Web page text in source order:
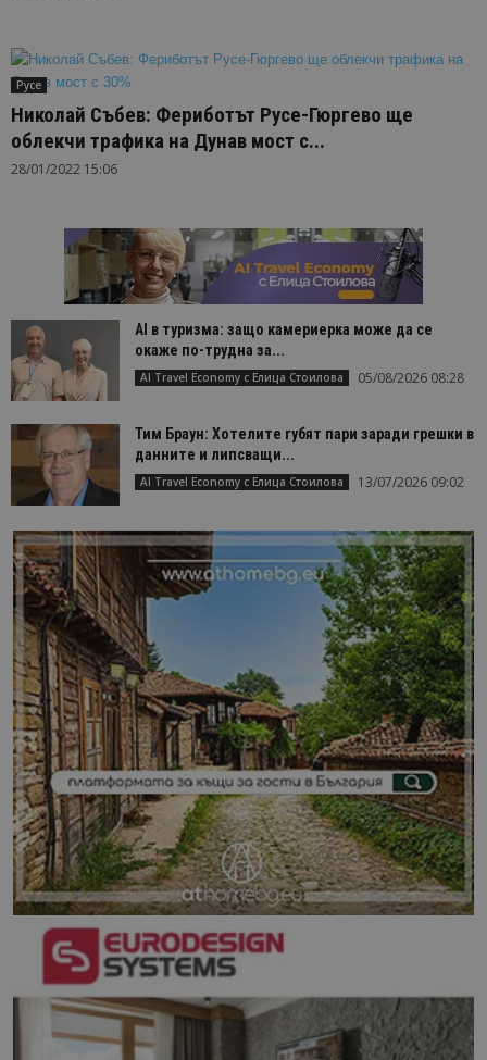
Русе
Николай Събев: Фериботът Русе-Гюргево ще
облекчи трафика на Дунав мост с...
28/01/2022 15:06
AI в туризма: защо камериерка може да се
окаже по-трудна за...
AI Travel Economy с Елица Стоилова 05/08/2026 08:28
Тим Браун: Хотелите губят пари заради грешки в
данните и липсващи...
AI Travel Economy с Елица Стоилова 13/07/2026 09:02